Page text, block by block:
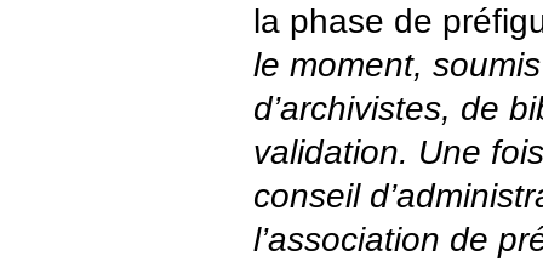
la phase de
le moment, soumis
d’archivistes, de
validation. Une
conseil
l’association de